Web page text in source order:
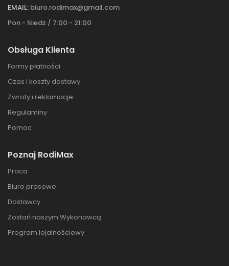
EMAIL: biuro.rodimax@gmail.com
Pon - Niedz / 7:00 - 21:00
Obsługa Klienta
Formy płatności
Czas i koszty dostawy
Zwroty i reklamacje
Regulaminy
Pomoc
Poznaj RodiMax
Praca
Biuro prasowe
Dostawcy
Zostań naszym Wykonawcą
Program lojalnościowy